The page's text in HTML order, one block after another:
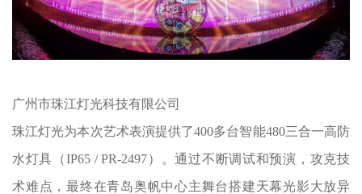
广州市珠江灯光科技有限公司
珠江灯光为本次艺术表演提供了400多台智能480三合一高防
水灯具（IP65 / PR-2497）。通过不断调试和预演，攻克技
术难点，最终在青岛奥帆中心主舞台搭建天幕光影大放异